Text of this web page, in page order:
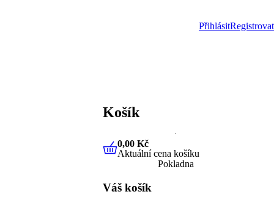
PřihlásitRegistrovat
Košík
0,00 KčAktuální cena košíku
0,00 Kč
Aktuální cena košíku
Pokladna
Váš košík